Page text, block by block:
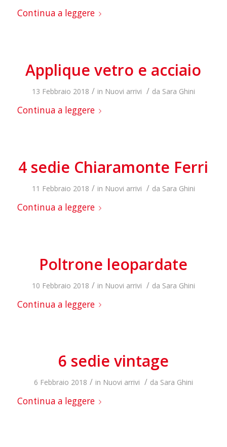
Continua a leggere
Applique vetro e acciaio
13 Febbraio 2018 / in Nuovi arrivi / da Sara Ghini
Continua a leggere
4 sedie Chiaramonte Ferri
11 Febbraio 2018 / in Nuovi arrivi / da Sara Ghini
Continua a leggere
Poltrone leopardate
10 Febbraio 2018 / in Nuovi arrivi / da Sara Ghini
Continua a leggere
6 sedie vintage
6 Febbraio 2018 / in Nuovi arrivi / da Sara Ghini
Continua a leggere